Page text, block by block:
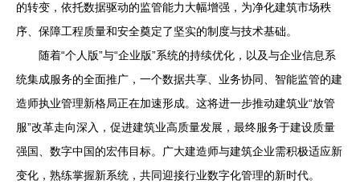
的转变，依托数据驱动的监管能力大幅增强，为净化建筑市场秩
序、保障工程质量和安全奠定了坚实的制度与技术基础。
随着“个人版”与“企业版”系统的持续优化，以及与企业信息系
统集成服务的全面推广，一个数据共享、业务协同、智能监管的建
造师执业管理新格局正在加速形成。这将进一步推动建筑业“放管
服”改革走向深入，促进建筑业高质量发展，最终服务于建设质量
强国、数字中国的宏伟目标。广大建造师与建筑企业需积极适应新
变化，熟练掌握新系统，共同迎接行业数字化管理的新时代。